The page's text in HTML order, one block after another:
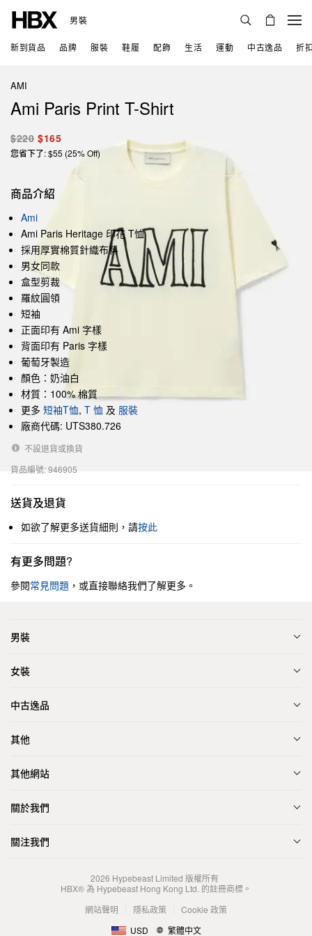
男裝
新到貨品 品牌 服裝 鞋履 配飾 生活 運動 中古逸品 折
AMI
Ami Paris Print T-Shirt
$220 $165
您省下了: $55 (25% Off)
商品介紹
Ami
Ami Paris Heritage 印花 T恤
採用厚實棉質針織布料
男女同款
盒型剪裁
羅紋圓領
短袖
正面印有 Ami 字樣
背面印有 Paris 字樣
葡萄牙製造
顏色：奶油白
材質：100% 棉質
更多 短袖T恤, T 恤 及 服裝
廠商代碼: UTS380.726
不設退貨或換貨
貨品編號: 946905
送貨及退貨
如欲了解更多送貨細則，請按此
有更多問題?
參閱常見問題 ，或直接聯絡我們了解更多。
男裝
女裝
中古逸品
其他
其他網站
關於我們
關注我們
2026 Hypebeast Limited 版權所有
HBX® 為 Hypebeast Hong Kong Ltd. 的註冊商標。
網站聲明
隱私政策
Cookie 政策
USD
繁體中文